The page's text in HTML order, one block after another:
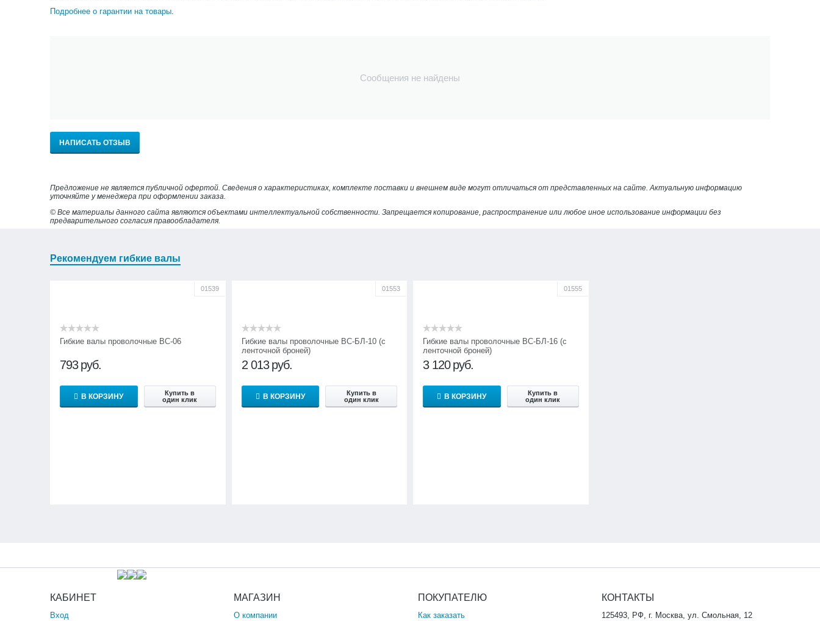
Подробнее о гарантии на товары.
Сообщения не найдены
НАПИСАТЬ ОТЗЫВ
Предложение не является публичной офертой. Сведения о характеристиках, комплекте поставки и внешнем виде могут отличаться от представленных на сайте. Актуальную информацию
уточняйте у менеджера при оформлении заказа.
© Все материалы данного сайта являются объектами интеллектуальной собственности. Запрещается копирование, распространение или любое иное использование информации без
предварительного согласия правообладателя.
Рекомендуем гибкие валы
01539
Гибкие валы проволочные ВС-06
793 руб.
В КОРЗИНУ
Купить в
один клик
01553
Гибкие валы проволочные ВС-БЛ-10 (с
ленточной броней)
2 013 руб.
В КОРЗИНУ
Купить в
один клик
01555
Гибкие валы проволочные ВС-БЛ-16 (с
ленточной броней)
3 120 руб.
В КОРЗИНУ
Купить в
один клик
КАБИНЕТ
Вход
МАГАЗИН
О компании
ПОКУПАТЕЛЮ
Как заказать
КОНТАКТЫ
125493, РФ, г. Москва, ул. Смольная, 12